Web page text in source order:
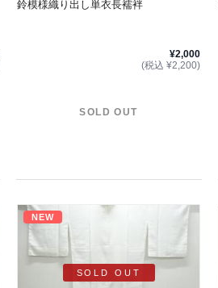
鈴模様織り出し単衣長襦袢
¥2,000
(税込 ¥2,200)
SOLD OUT
NEW
SOLD OUT